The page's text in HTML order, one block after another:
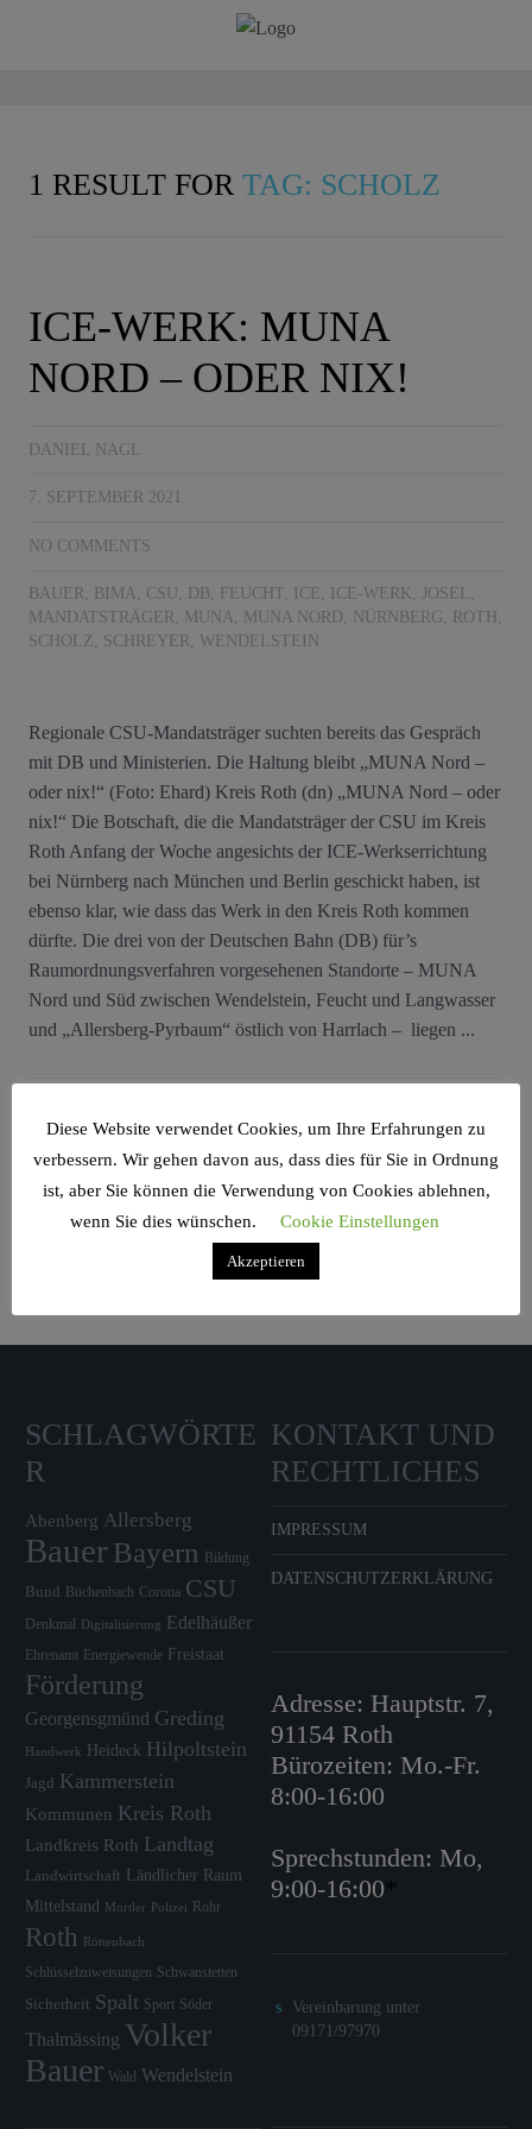
1 RESULT FOR TAG: SCHOLZ
ICE-WERK: MUNA
NORD – ODER NIX!
DANIEL NAGL
7. SEPTEMBER 2021
NO COMMENTS
BAUER, BIMA, CSU, DB, FEUCHT, ICE, ICE-WERK, JOSEL,
MANDATSTRÄGER, MUNA, MUNA NORD, NÜRNBERG, ROTH ,
SCHOLZ, SCHREYER, WENDELSTEIN
Regionale CSU-Mandatsträger suchten bereits das Gespräch
mit DB und Ministerien. Die Haltung bleibt „MUNA Nord –
oder nix!“ (Foto: Ehard) Kreis Roth (dn) „MUNA Nord – oder
nix!“ Die Botschaft, die die Mandatsträger der CSU im Kreis
Roth Anfang der Woche angesichts der ICE-Werkserrichtung
bei Nürnberg nach München und Berlin geschickt haben, ist
ebenso klar, wie dass das Werk in den Kreis Roth kommen
dürfte. Die drei von der Deutschen Bahn (DB) für’s
Raumordnungsverfahren vorgesehenen Standorte – MUNA
Nord und Süd zwischen Wendelstein, Feucht und Langwasser
und „Allersberg-Pyrbaum“ östlich von Harrlach – liegen ...
Search Sidebar Widget Area
Please login and add some widgets to this widget area.
SCHLAGWÖRTE
R
Abenberg Allersberg
Bauer Bayern Bildung
Bund Büchenbach Corona CSU
Denkmal Digitalisierung Edelhäußer
Ehrenamt Energiewende Freistaat
Förderung
Georgensgmünd Greding
Handwerk Heideck Hilpoltstein
Jagd Kammerstein
Kommunen Kreis Roth
Landkreis Roth Landtag
Landwirtschaft Ländlicher Raum
Mittelstand Mortler Polizei Rohr
Roth Röttenbach
Schlüsselzuweisungen Schwanstetten
Sicherheit Spalt Sport Söder
Thalmässing Volker
Bauer Wald Wendelstein
KONTAKT UND
RECHTLICHES
IMPRESSUM
DATENSCHUTZERKLÄRUNG
Adresse: Hauptstr. 7,
91154 Roth
Bürozeiten: Mo.-Fr.
8:00-16:00
Sprechstunden: Mo,
9:00-16:00*
Vereinbarung unter
09171/97970
Diese Website verwendet Cookies, um Ihre Erfahrungen zu
verbessern. Wir gehen davon aus, dass dies für Sie in Ordnung
ist, aber Sie können die Verwendung von Cookies ablehnen,
wenn Sie dies wünschen.
Cookie Einstellungen
Akzeptieren